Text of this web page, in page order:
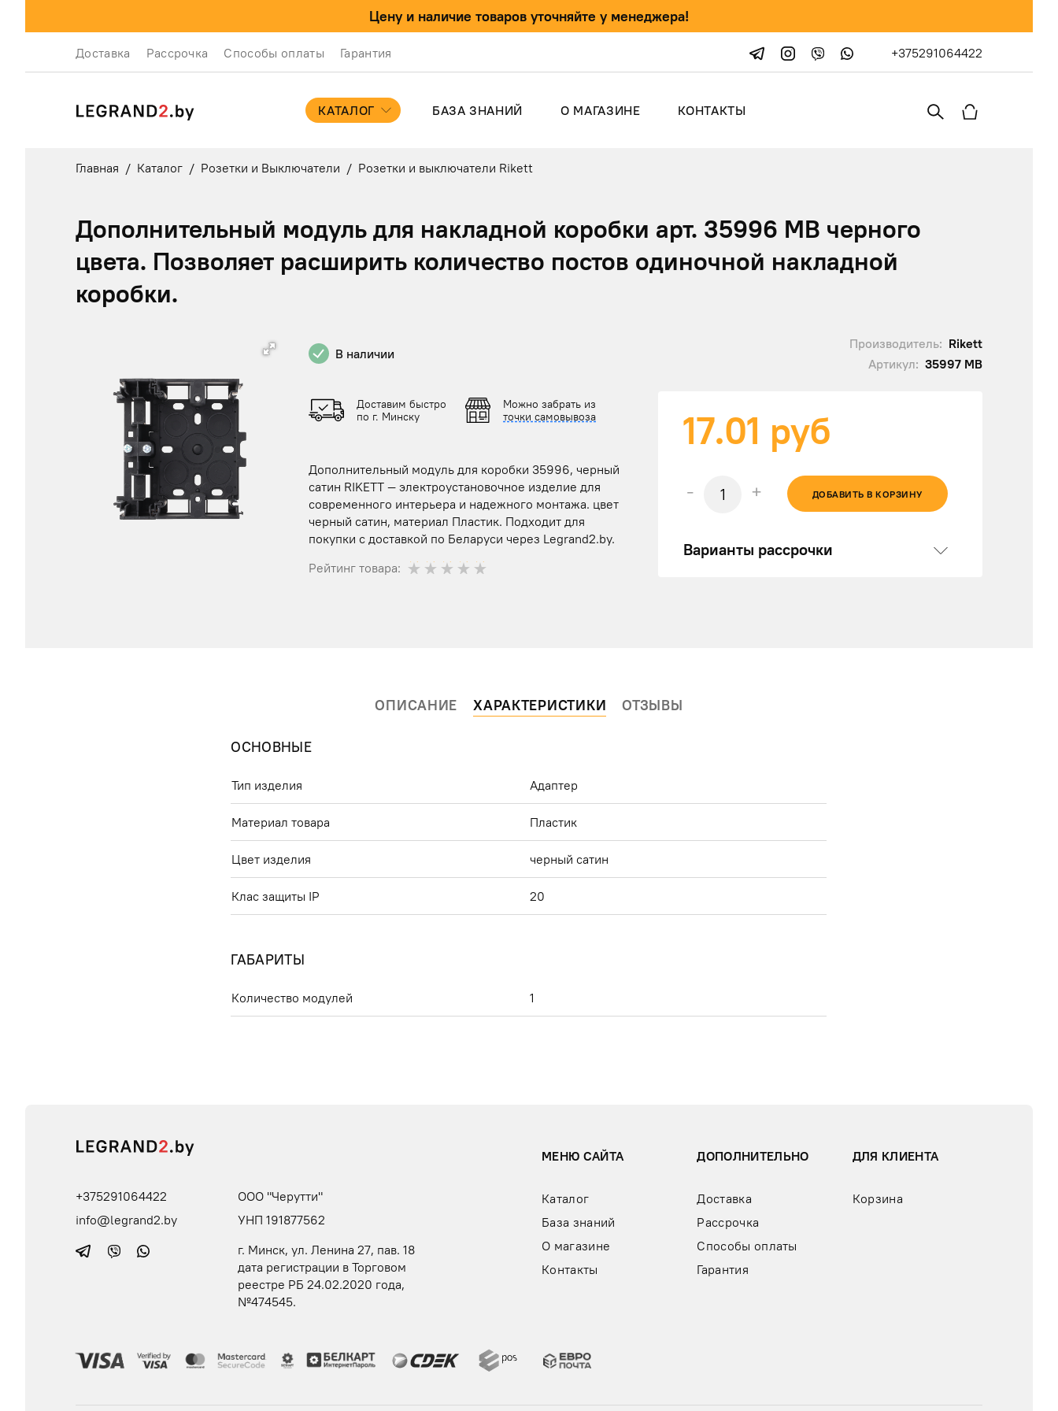
Цену и наличие товаров уточняйте у менеджера!
Доставка Рассрочка Способы оплаты Гарантия +375291064422
КАТАЛОГ БАЗА ЗНАНИЙ О МАГАЗИНЕ КОНТАКТЫ
Главная / Каталог / Розетки и Выключатели / Розетки и выключатели Rikett
Дополнительный модуль для накладной коробки арт. 35996 MB черного
цвета. Позволяет расширить количество постов одиночной накладной
коробки.
В наличии
Производитель: Rikett
Артикул: 35997 MB
Доставим быстро
по г. Минску
Можно забрать из
точки самовывоза
Дополнительный модуль для коробки 35996, черный
сатин RIKETT — электроустановочное изделие для
современного интерьера и надежного монтажа. цвет
черный сатин, материал Пластик. Подходит для
покупки с доставкой по Беларуси через Legrand2.by.
Рейтинг товара:
17.01 руб
- + ДОБАВИТЬ В КОРЗИНУ
Варианты рассрочки
ОПИСАНИЕ ХАРАКТЕРИСТИКИ ОТЗЫВЫ
ОСНОВНЫЕ
Тип изделия Адаптер
Материал товара Пластик
Цвет изделия черный сатин
Клас защиты IP 20
ГАБАРИТЫ
Количество модулей 1
+375291064422
info@legrand2.by
ООО "Черутти"
УНП 191877562
г. Минск, ул. Ленина 27, пав. 18
дата регистрации в Торговом
реестре РБ 24.02.2020 года,
№474545.
МЕНЮ САЙТА
Каталог
База знаний
О магазине
Контакты
ДОПОЛНИТЕЛЬНО
Доставка
Рассрочка
Способы оплаты
Гарантия
ДЛЯ КЛИЕНТА
Корзина